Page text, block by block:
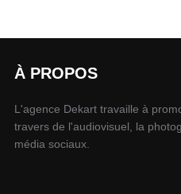
À PROPOS
L'agence Dekart travaille à
travers de l'audiovisuel, la
média sociaux.